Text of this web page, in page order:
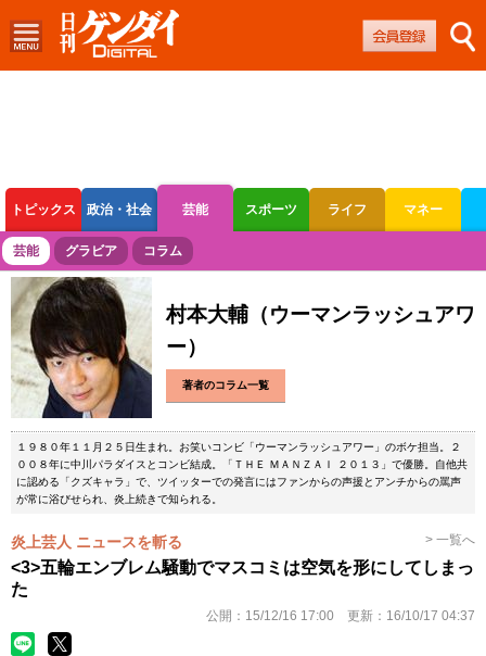
トピックス 政治・社会 芸能 スポーツ ライフ マネー
ボートレース 競輪 オートレース
芸能 グラビア コラム
村本大輔（ウーマンラッシュアワ
ー）
著者のコラム一覧
１９８０年１１月２５日生まれ。お笑いコンビ「ウーマンラッシュアワー」のボケ担当。２
００８年に中川パラダイスとコンビ結成。「ＴＨＥ ＭＡＮＺＡＩ ２０１３」で優勝。自他共
に認める「クズキャラ」で、ツイッターでの発言にはファンからの声援とアンチからの罵声
が常に浴びせられ、炎上続きで知られる。
炎上芸人 ニュースを斬る > 一覧へ
<3>五輪エンブレム騒動でマスコミは空気を形にしてしまっ
た
公開： 15/12/16 17:00 更新： 16/10/17 04:37